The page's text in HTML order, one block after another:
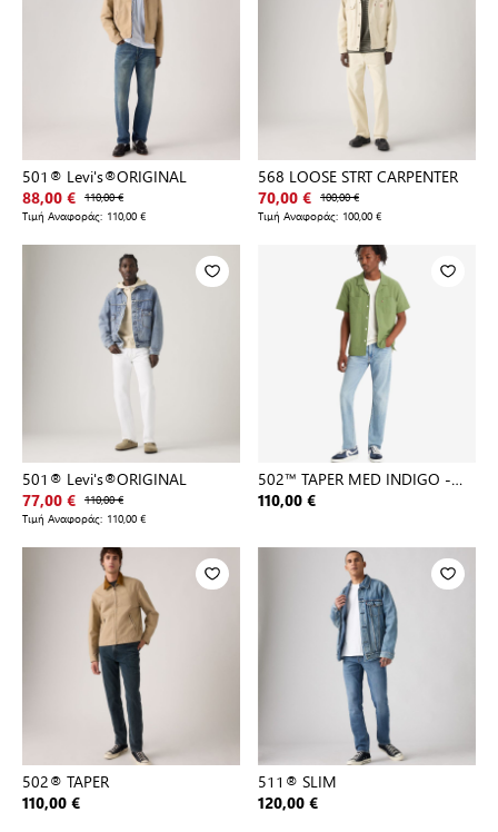
501® Levi's®ORIGINAL
88,00 € 110,00 €
Τιμή Αναφοράς: 110,00 €
568 LOOSE STRT CARPENTER
70,00 € 100,00 €
Τιμή Αναφοράς: 100,00 €
501® Levi's®ORIGINAL
77,00 € 110,00 €
Τιμή Αναφοράς: 110,00 €
502™ TAPER MED INDIGO -
WORN IN
110,00 €
502® TAPER
110,00 €
511® SLIM
120,00 €